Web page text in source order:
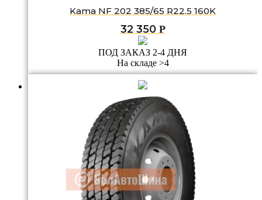
Kama NF 202 385/65 R22.5 160K
32 350 Р
ПОД ЗАКАЗ 2-4 ДНЯ
На складе >4